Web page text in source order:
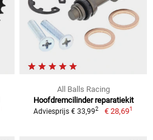
All Balls Racing
Hoofdremcilinder reparatiekit
Adviesprijs € 33,992 € 28,691